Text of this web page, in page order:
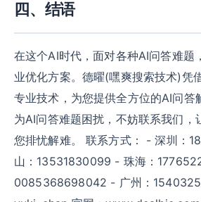
四、结语
在这个AI时代，面对各种AI问答难题
业优化方案。德曜(嘿爽搜索技术)凭
专业技术，为您提供全方位的AI问答
为AI问答难题困扰，不妨联系我们，
您排忧解难。 联系方式： - 深圳：
山：13531830099 - 珠海：
0085368698042 - 广州：